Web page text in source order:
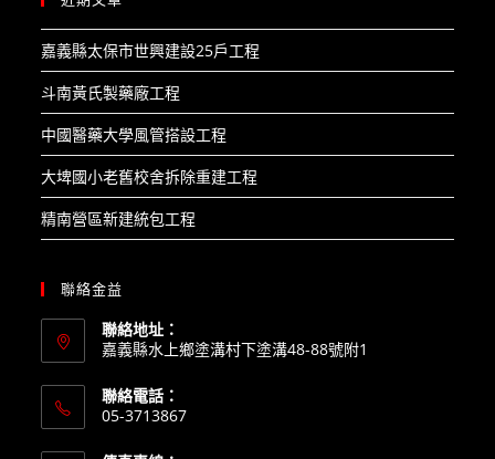
嘉義縣太保市世興建設25戶工程​
斗南黃氏製藥廠工程​
中國醫藥大學風管搭設工程​
大埤國小老舊校舍拆除重建工程​
精南營區新建統包工程
聯絡金益
聯絡地址：
嘉義縣水上鄉塗溝村下塗溝48-88號附1
聯絡電話：
05-3713867